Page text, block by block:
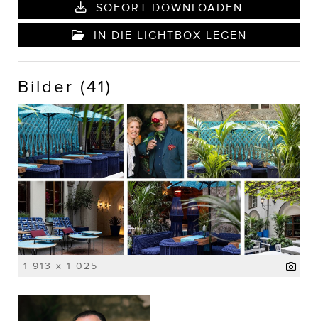
SOFORT DOWNLOADEN
IN DIE LIGHTBOX LEGEN
Bilder (41)
1 913 x 1 025